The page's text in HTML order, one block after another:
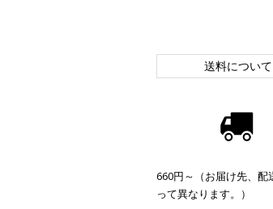
送料について
660円～（お届け先、配
って異なります。）